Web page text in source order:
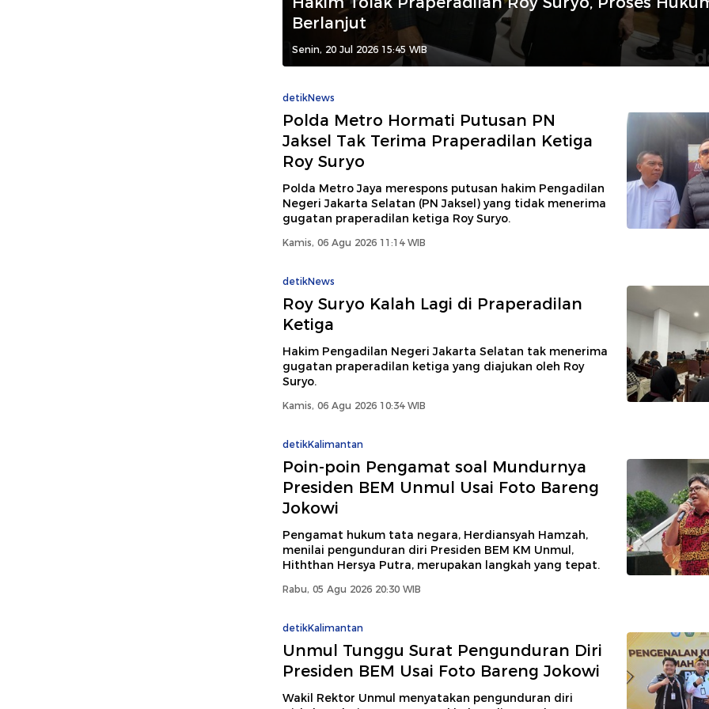
Berlanjut
Senin, 20 Jul 2026 15:45 WIB
detikNews
Polda Metro Hormati Putusan PN
Jaksel Tak Terima Praperadilan Ketiga
Roy Suryo
Polda Metro Jaya merespons putusan hakim Pengadilan
Negeri Jakarta Selatan (PN Jaksel) yang tidak menerima
gugatan praperadilan ketiga Roy Suryo.
Kamis, 06 Agu 2026 11:14 WIB
detikNews
Roy Suryo Kalah Lagi di Praperadilan
Ketiga
Hakim Pengadilan Negeri Jakarta Selatan tak menerima
gugatan praperadilan ketiga yang diajukan oleh Roy
Suryo.
Kamis, 06 Agu 2026 10:34 WIB
detikKalimantan
Poin-poin Pengamat soal Mundurnya
Presiden BEM Unmul Usai Foto Bareng
Jokowi
Pengamat hukum tata negara, Herdiansyah Hamzah,
menilai pengunduran diri Presiden BEM KM Unmul,
Hiththan Hersya Putra, merupakan langkah yang tepat.
Rabu, 05 Agu 2026 20:30 WIB
detikKalimantan
Unmul Tunggu Surat Pengunduran Diri
Presiden BEM Usai Foto Bareng Jokowi
Wakil Rektor Unmul menyatakan pengunduran diri